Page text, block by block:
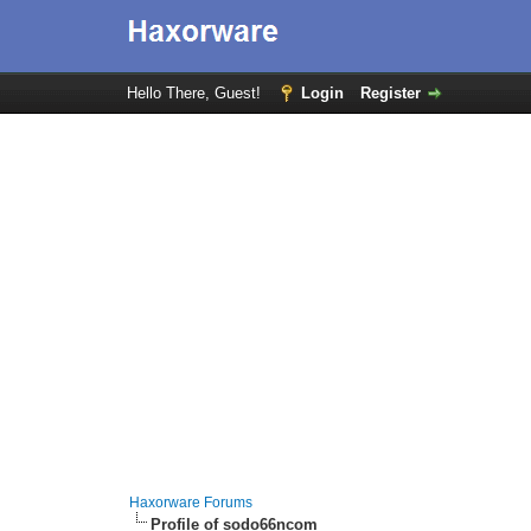
Hello There, Guest! Login Register
Haxorware Forums
Profile of sodo66ncom